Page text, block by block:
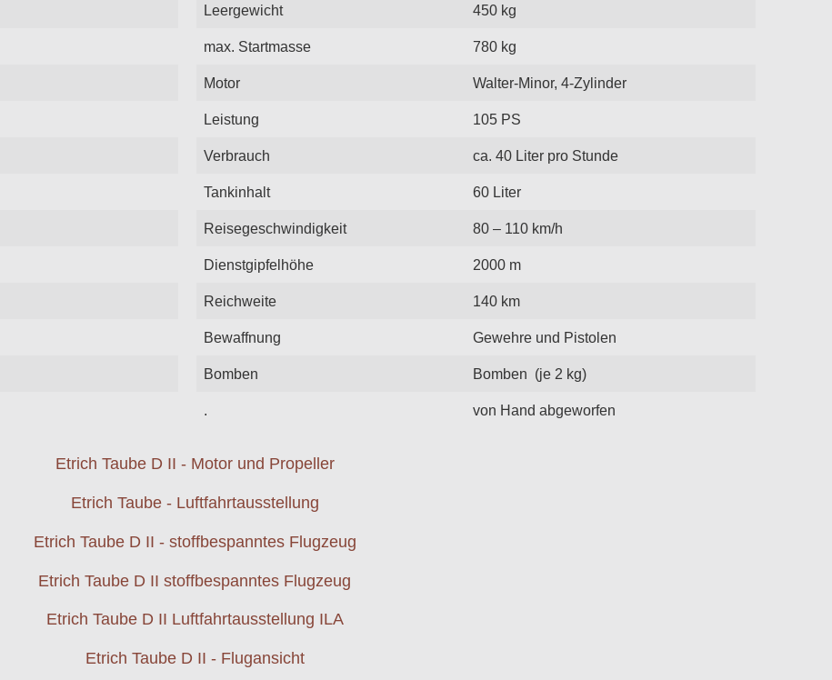
Leergewicht 450 kg
max. Startmasse 780 kg
Motor Walter-Minor, 4-Zylinder
Leistung 105 PS
Verbrauch ca. 40 Liter pro Stunde
Tankinhalt 60 Liter
Reisegeschwindigkeit 80 – 110 km/h
Dienstgipfelhöhe 2000 m
Reichweite 140 km
Bewaffnung Gewehre und Pistolen
Bomben Bomben (je 2 kg)
von Hand abgeworfen